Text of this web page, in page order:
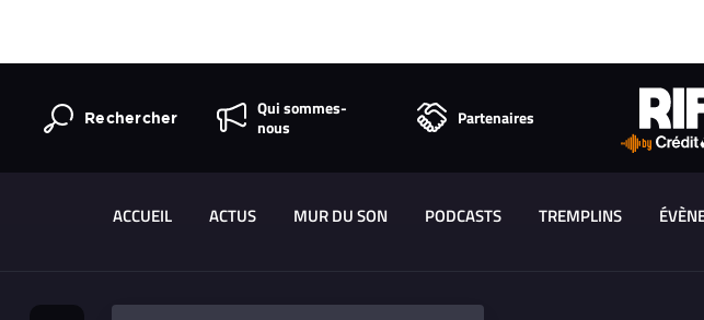
Rechercher
Qui sommes-
nous
Partenaires
ACCUEIL ACTUS MUR DU SON PODCASTS TREMPLINS